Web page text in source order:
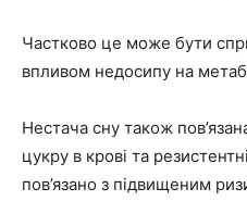
Частково це може бути
впливом недосипу на
Нестача сну також
цукру в крові та
пов’язано з підвищеним